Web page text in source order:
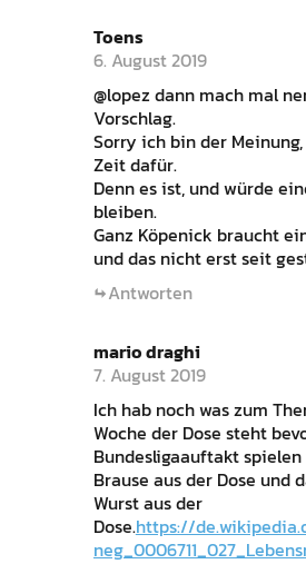
Toens
6. August 2019
@lopez dann mach mal
Vorschlag.
Sorry ich bin der
Zeit dafür.
Denn es ist, und würde
bleiben.
Ganz Köpenick braucht
und das nicht erst seit
Antworten
mario draghi
7. August 2019
Ich hab noch was zum
Woche der Dose steht
Bundesligaauftakt
Brause aus der Dose und
Wurst aus der
Dose.https://